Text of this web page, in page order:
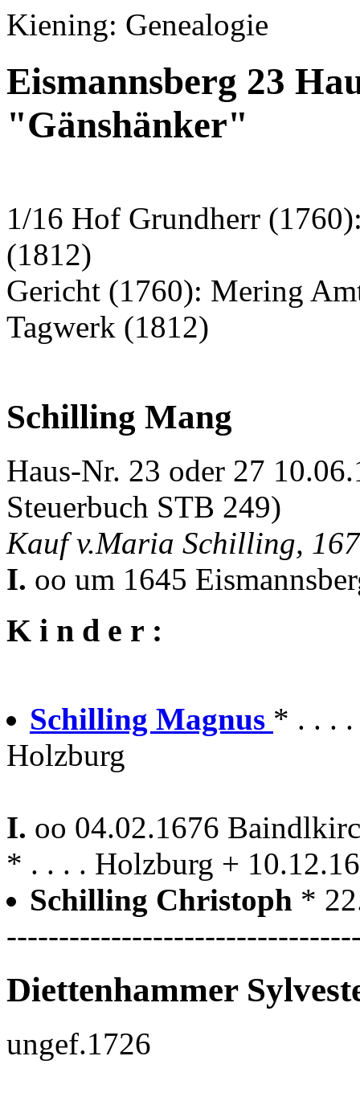
Kiening: Genealogie
Eismannsberg 23
"Gänshänker"
1/16 Hof Grundherr
(1812)
Gericht (1760): Mering
Tagwerk (1812)
Schilling Mang
Haus-Nr. 23 oder 27
Steuerbuch STB 249)
Kauf v.Maria Schilling,
I. oo um 1645
K i n d e r :
Schilling Magnus * . . . .
Holzburg
I. oo 04.02.1676
* . . . . Holzburg +
Schilling Christoph *
Diettenhammer
ungef.1726